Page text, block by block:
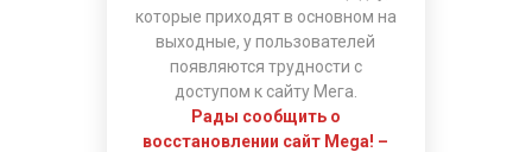
которые приходят в основном на
выходные, у пользователей
появляются трудности с
доступом к сайту Мега.
Рады сообщить о
восстановлении сайт Mega! –